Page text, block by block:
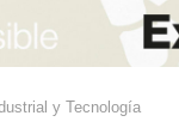
y Tecnología